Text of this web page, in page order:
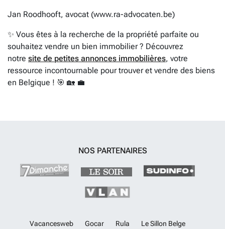
Jan Roodhooft, avocat (www.ra-advocaten.be)
✨ Vous êtes à la recherche de la propriété parfaite ou
souhaitez vendre un bien immobilier ? Découvrez
notre site de petites annonces immobilières, votre
ressource incontournable pour trouver et vendre des biens
en Belgique ! 🎯 🏡 💼
NOS PARTENAIRES
Vacancesweb Gocar Rula
Le Sillon Belge